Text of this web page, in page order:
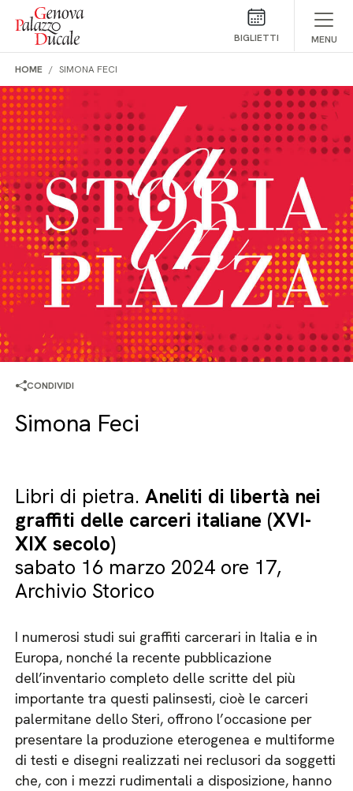
Salta al contenuto
BIGLIETTI MENU
HOME SIMONA FECI
CONDIVIDI
Simona Feci
Libri di pietra. Aneliti di libertà nei
graffiti delle carceri italiane (XVI-
XIX secolo)
sabato 16 marzo 2024 ore 17,
Archivio Storico
I numerosi studi sui graffiti carcerari in Italia e in
Europa, nonché la recente pubblicazione
dell’inventario completo delle scritte del più
importante tra questi palinsesti, cioè le carceri
palermitane dello Steri, offrono l’occasione per
presentare la produzione eterogenea e multiforme
di testi e disegni realizzati nei reclusori da soggetti
che, con i mezzi rudimentali a disposizione, hanno